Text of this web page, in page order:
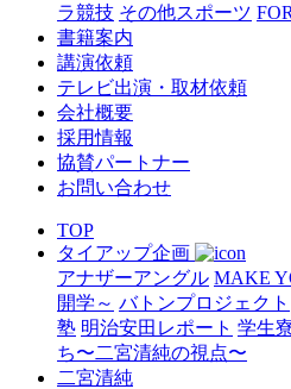
ラ競技 その他スポーツ
書籍案内
講演依頼
テレビ出演・取材依頼
会社概要
採用情報
協賛パートナー
お問い合わせ
TOP
タイアップ企画
アナザーアングル MAKE
開学～ バトンプロジェクト
塾 明治安田レポート 学生
ち〜二宮清純の視点〜
二宮清純